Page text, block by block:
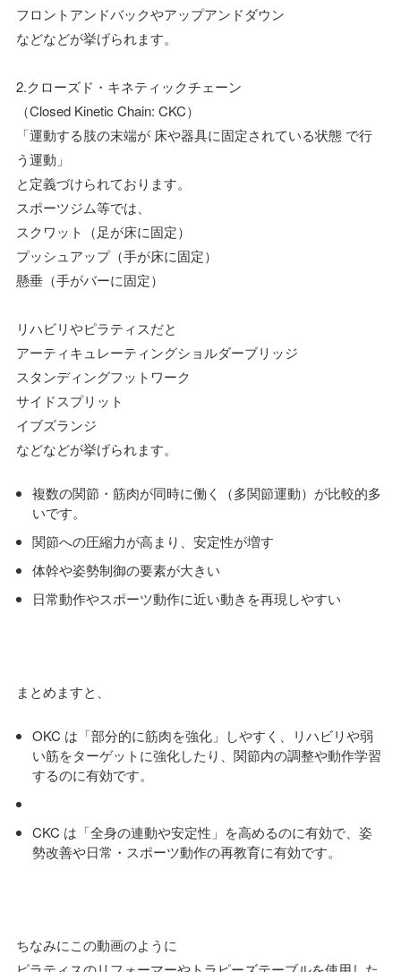
フロントアンドバックやアップアンドダウン
などなどが挙げられます。
2.クローズド・キネティックチェーン
（Closed Kinetic Chain: CKC）
「運動する肢の末端が 床や器具に固定されている状態 で行
う運動」
と定義づけられております。
スポーツジム等では、
スクワット（足が床に固定）
プッシュアップ（手が床に固定）
懸垂（手がバーに固定）
リハビリやピラティスだと
アーティキュレーティングショルダーブリッジ
スタンディングフットワーク
サイドスプリット
イブズランジ
などなどが挙げられます。
複数の関節・筋肉が同時に働く（多関節運動）が比較的多
いです。
関節への圧縮力が高まり、安定性が増す
体幹や姿勢制御の要素が大きい
日常動作やスポーツ動作に近い動きを再現しやすい
まとめますと、
OKC は「部分的に筋肉を強化」しやすく、リハビリや弱
い筋をターゲットに強化したり、関節内の調整や動作学習
するのに有効です。
CKC は「全身の連動や安定性」を高めるのに有効で、姿
勢改善や日常・スポーツ動作の再教育に有効です。
ちなみにこの動画のように